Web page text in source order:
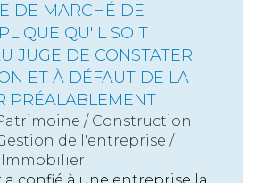
DE MARCHÉ DE
QU'IL SOIT
JUGE DE CONSTATER
ET À DÉFAUT DE LA
PRÉALABLEMENT
/ Construction
de l'entreprise /